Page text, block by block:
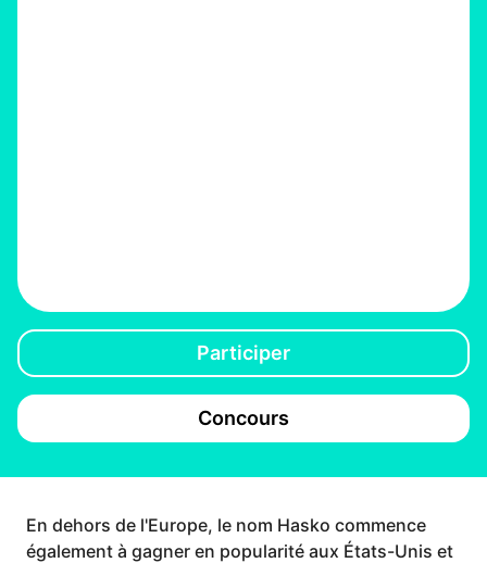
Participer
Concours
En dehors de l'Europe, le nom Hasko commence
également à gagner en popularité aux États-Unis et